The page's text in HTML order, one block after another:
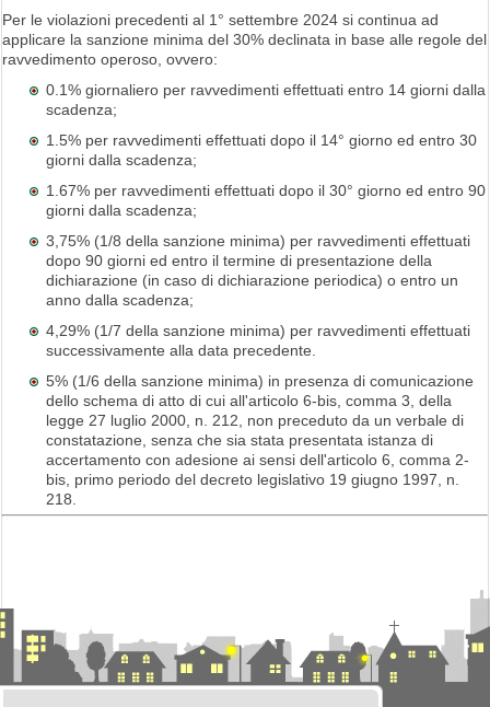
Per le violazioni precedenti al 1° settembre 2024 si continua ad
applicare la sanzione minima del 30% declinata in base alle regole del
ravvedimento operoso, ovvero:
0.1% giornaliero per ravvedimenti effettuati entro 14 giorni dalla
scadenza;
1.5% per ravvedimenti effettuati dopo il 14° giorno ed entro 30
giorni dalla scadenza;
1.67% per ravvedimenti effettuati dopo il 30° giorno ed entro 90
giorni dalla scadenza;
3,75% (1/8 della sanzione minima) per ravvedimenti effettuati
dopo 90 giorni ed entro il termine di presentazione della
dichiarazione (in caso di dichiarazione periodica) o entro un
anno dalla scadenza;
4,29% (1/7 della sanzione minima) per ravvedimenti effettuati
successivamente alla data precedente.
5% (1/6 della sanzione minima) in presenza di comunicazione
dello schema di atto di cui all'articolo 6-bis, comma 3, della
legge 27 luglio 2000, n. 212, non preceduto da un verbale di
constatazione, senza che sia stata presentata istanza di
accertamento con adesione ai sensi dell'articolo 6, comma 2-
bis, primo periodo del decreto legislativo 19 giugno 1997, n.
218.